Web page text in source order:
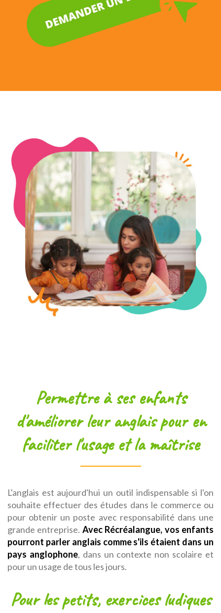
Permettre à ses enfants
d'améliorer leur anglais pour en
faciliter l'usage et la maîtrise
L'anglais est aujourd'hui un outil indispensable si l'on
souhaite effectuer des études dans le commerce ou
pour obtenir un poste avec responsabilité dans une
grande entreprise. Avec Récréalangue, vos enfants
pourront parler anglais comme s'ils étaient dans un
pays anglophone, dans un contexte non scolaire et
pour un usage de tous les jours.
Pour les petits, exercices ludiques